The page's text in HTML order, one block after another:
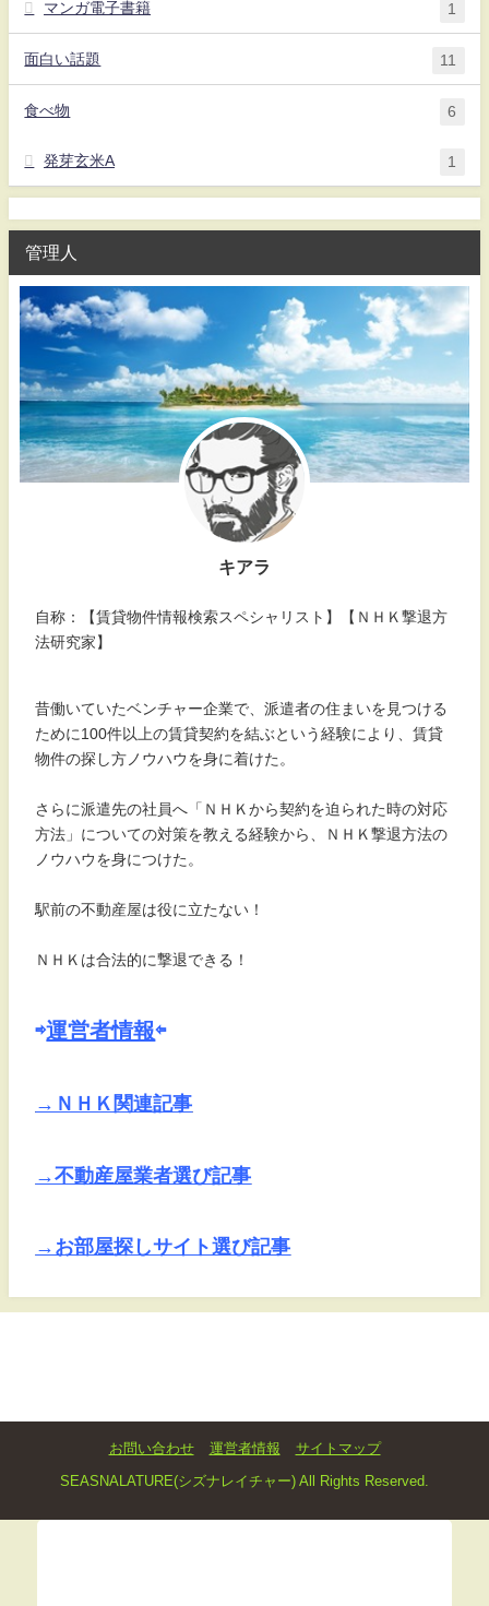
マンガ電子書籍 1
面白い話題 11
食べ物 6
発芽玄米A 1
管理人
キアラ
自称：【賃貸物件情報検索スペシャリスト】【ＮＨＫ撃退方
法研究家】
昔働いていたベンチャー企業で、派遣者の住まいを見つける
ために100件以上の賃貸契約を結ぶという経験により、賃貸
物件の探し方ノウハウを身に着けた。
さらに派遣先の社員へ「ＮＨＫから契約を迫られた時の対応
方法」についての対策を教える経験から、ＮＨＫ撃退方法の
ノウハウを身につけた。
駅前の不動産屋は役に立たない！
ＮＨＫは合法的に撃退できる！
⇨運営者情報⇦
→ＮＨＫ関連記事
→不動産屋業者選び記事
→お部屋探しサイト選び記事
お問い合わせ 運営者情報
サイトマップ
SEASNALATURE(シズナレイチャー) All Rights Reserved.